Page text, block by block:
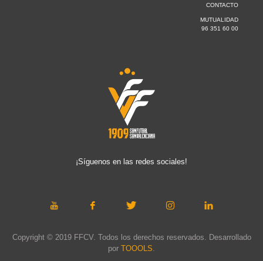
CONTACTO
MUTUALIDAD
96 351 60 00
¡Síguenos en las redes sociales!
Copyright © 2019 FFCV. Todos los derechos reservados. Desarrollado
por TOOOLS